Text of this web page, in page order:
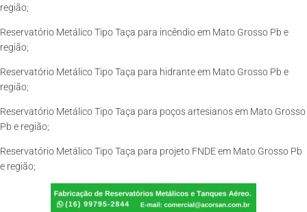
região;
Reservatório Metálico Tipo Taça para incêndio em Mato Grosso Pb e
região;
Reservatório Metálico Tipo Taça para hidrante em Mato Grosso Pb e
região;
Reservatório Metálico Tipo Taça para poços artesianos em Mato Grosso
Pb e região;
Reservatório Metálico Tipo Taça para projeto FNDE em Mato Grosso Pb
e região;